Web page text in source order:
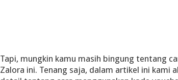
Tapi, mungkin kamu masih bingung tentang
Zalora ini. Tenang saja, dalam artikel ini kami